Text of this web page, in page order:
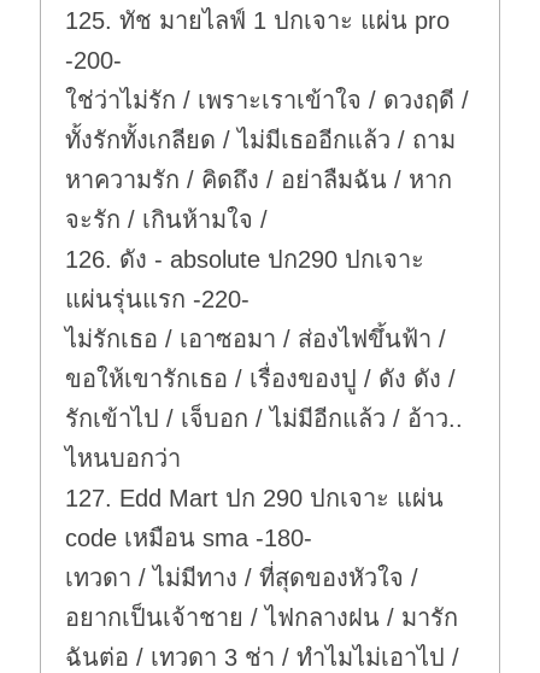
n
.
125. ทัช มายไลฟ์ 1 ปกเจาะ แผ่น pro
-200-
ใช่ว่าไม่รัก / เพราะเราเข้าใจ / ดวงฤดี /
ทั้งรักทั้งเกลียด / ไม่มีเธออีกแล้ว / ถาม
หาความรัก / คิดถึง / อย่าลืมฉัน / หาก
จะรัก / เกินห้ามใจ /
126. ดัง - absolute ปก290 ปกเจาะ
แผ่นรุ่นแรก -220-
ไม่รักเธอ / เอาซอมา / ส่องไฟขึ้นฟ้า /
ขอให้เขารักเธอ / เรื่องของปู / ดัง ดัง /
รักเข้าไป / เจ็บอก / ไม่มีอีกแล้ว / อ้าว..
ไหนบอกว่า
127. Edd Mart ปก 290 ปกเจาะ แผ่น
code เหมือน sma -180-
เทวดา / ไม่มีทาง / ที่สุดของหัวใจ /
อยากเป็นเจ้าชาย / ไฟกลางฝน / มารัก
ฉันต่อ / เทวดา 3 ช่า / ทำไมไม่เอาไป /